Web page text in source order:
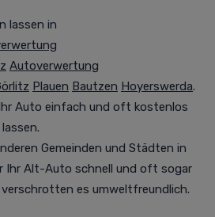
lassen in
Autoverwertung
Plauen Bautzen Hoyerswerda.
Auto einfach und oft kostenlos
Gemeinden und Städten in
Ihr Alt-Auto schnell und oft sogar
es umweltfreundlich.